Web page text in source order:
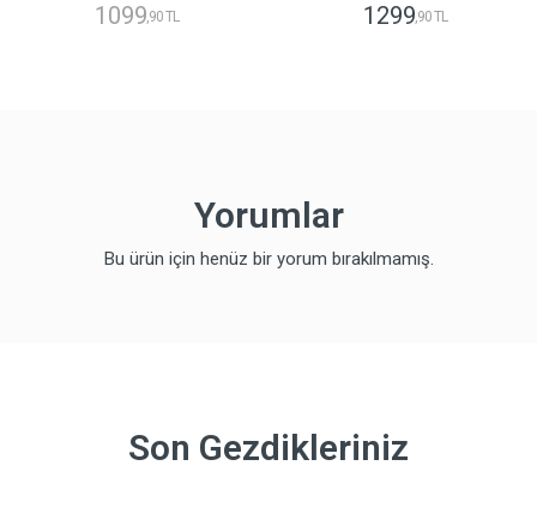
1099,90 TL 1299,90 TL
Yorumlar
Bu ürün için henüz bir yorum bırakılmamış.
Son Gezdikleriniz